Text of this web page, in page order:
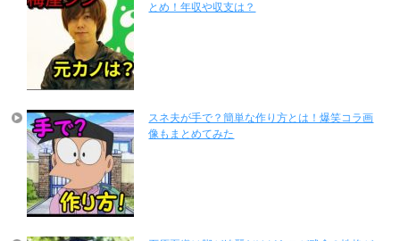
とめ！年収や収支は？
スネ夫が手で？簡単な作り方とは！爆笑コラ画
像もまとめてみた